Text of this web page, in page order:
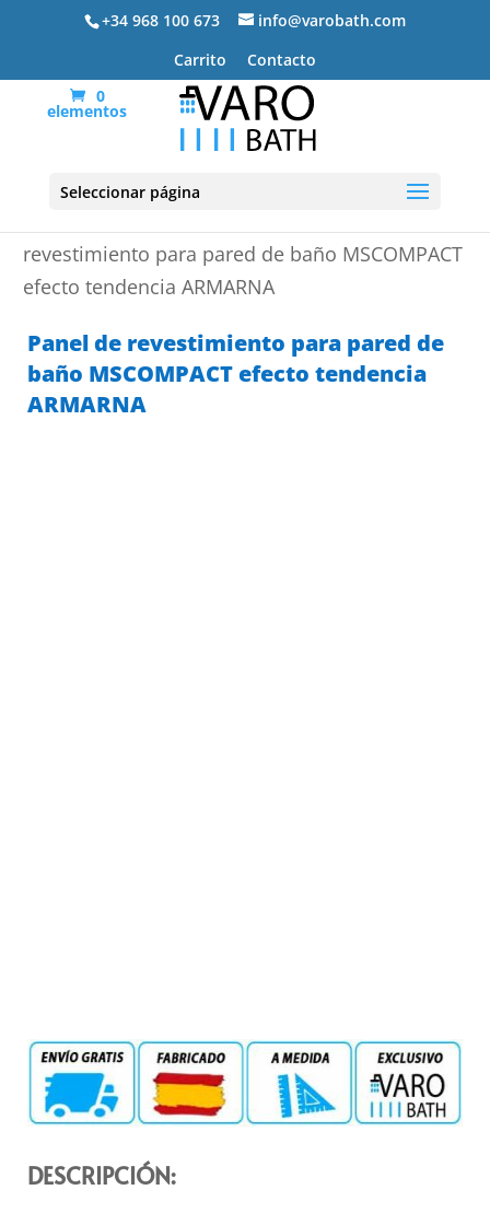
+34 968 100 673
info@varobath.com
Carrito
Contacto
0
elementos
Seleccionar página
revestimiento para pared de baño MSCOMPACT
efecto tendencia ARMARNA
Panel de revestimiento para pared de
baño MSCOMPACT efecto tendencia
ARMARNA
DESCRIPCIÓN: